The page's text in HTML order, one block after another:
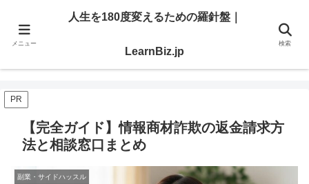
明日を切り開く「学び」と「スキル」を、ここで。
人生を180度変えるための羅針盤｜LearnBiz.jp
PR
【完全ガイド】情報商材詐欺の返金請求方
法と相談窓口まとめ
副業・サイドハッスル
メニュー
人生を180度変えるための羅針盤｜
LearnBiz.jp
検索